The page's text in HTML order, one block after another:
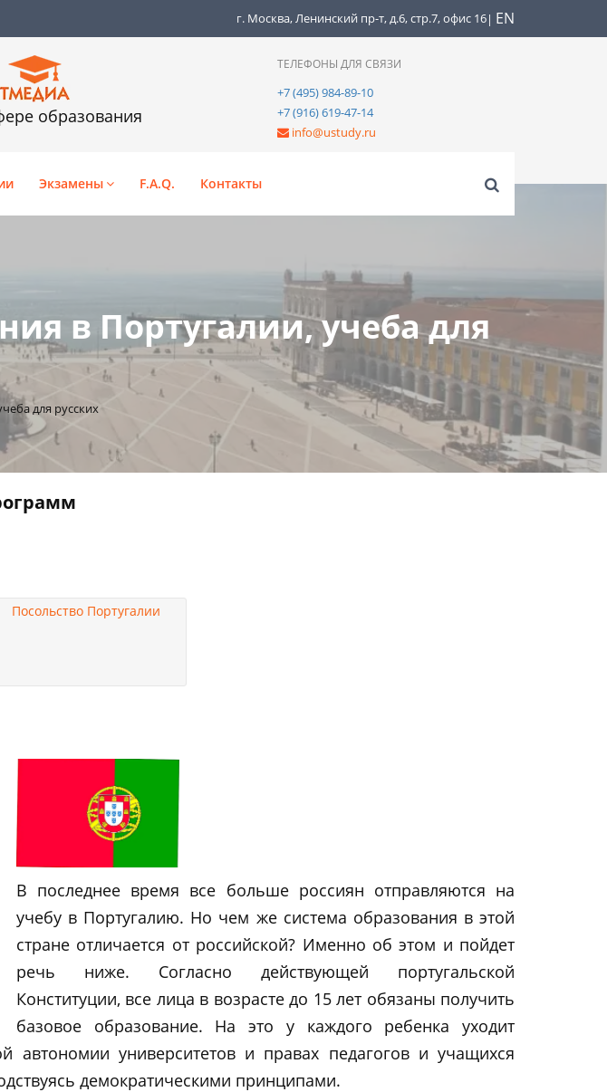
г. Москва, Ленинский пр-т, д.6, стр.7, офис 16| EN
образования
ТЕЛЕФОНЫ ДЛЯ СВЯЗИ
+7 (495) 984-89-10
+7 (916) 619-47-14
info@ustudy.ru
Экзамены F.A.Q. Контакты
в Португалии, учеба для
для русских
Посольство Португалии
В последнее время все больше россиян отправляются на
учебу в Португалию. Но чем же система образования в этой
стране отличается от российской? Именно об этом и пойдет
речь ниже. Согласно действующей португальской
Конституции, все лица в возрасте до 15 лет обязаны получить
базовое образование. На это у каждого ребенка уходит
университетов и правах педагогов и учащихся
демократическими принципами.